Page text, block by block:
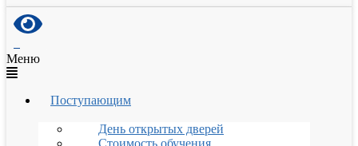
Меню
Поступающим
День открытых дверей